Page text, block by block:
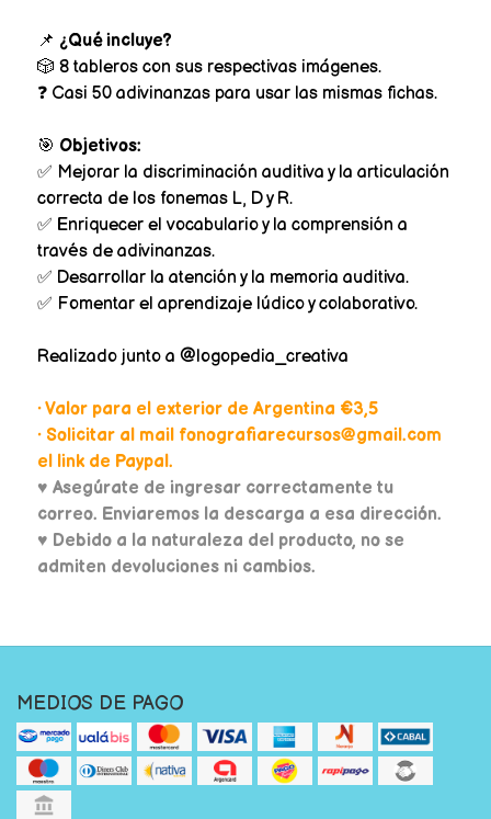
📌 ¿Qué incluye?
🎲 8 tableros con sus respectivas imágenes.
❓ Casi 50 adivinanzas para usar las mismas fichas.
🎯 Objetivos:
✅ Mejorar la discriminación auditiva y la articulación
correcta de los fonemas L, D y R.
✅ Enriquecer el vocabulario y la comprensión a
través de adivinanzas.
✅ Desarrollar la atención y la memoria auditiva.
✅ Fomentar el aprendizaje lúdico y colaborativo.
Realizado junto a @logopedia_creativa
• Valor para el exterior de Argentina €3,5
• Solicitar al mail fonografiarecursos@gmail.com
el link de Paypal.
♥ Asegúrate de ingresar correctamente tu
correo. Enviaremos la descarga a esa dirección.
♥ Debido a la naturaleza del producto, no se
admiten devoluciones ni cambios.
MEDIOS DE PAGO